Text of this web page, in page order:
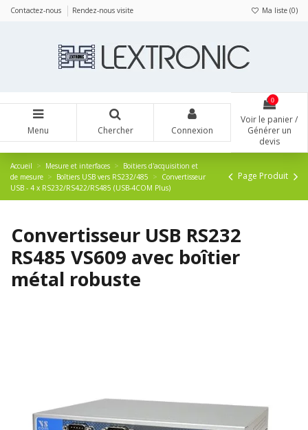
Contactez-nous Rendez-nous visite Ma liste (0)
Menu Chercher Connexion
0
Voir le panier /
Générer un
devis
Accueil Mesure et interfaces
Boitiers d'acquisition et
de mesure
Boîtiers USB vers RS232/485
Convertisseur
USB - 4 x RS232/RS422/RS485 (USB-4COM Plus)
Page Produit
Convertisseur USB RS232
RS485 VS609 avec boîtier
métal robuste
Panneau de gestion des cookies